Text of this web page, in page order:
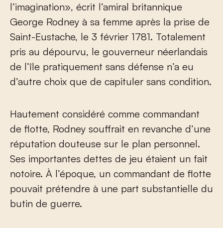
l’imagination», écrit l’amiral britannique
George Rodney à sa femme après la prise de
Saint-Eustache, le 3 février 1781. Totalement
pris au dépourvu, le gouverneur néerlandais
de l’île pratiquement sans défense n’a eu
d’autre choix que de capituler sans condition.
Hautement considéré comme commandant
de flotte, Rodney souffrait en revanche d’une
réputation douteuse sur le plan personnel.
Ses importantes dettes de jeu étaient un fait
notoire. À l’époque, un commandant de flotte
pouvait prétendre à une part substantielle du
butin de guerre.